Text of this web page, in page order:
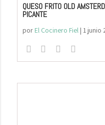
QUESO FRITO OLD
PICANTE
por El Cocinero Fiel| 1 junio